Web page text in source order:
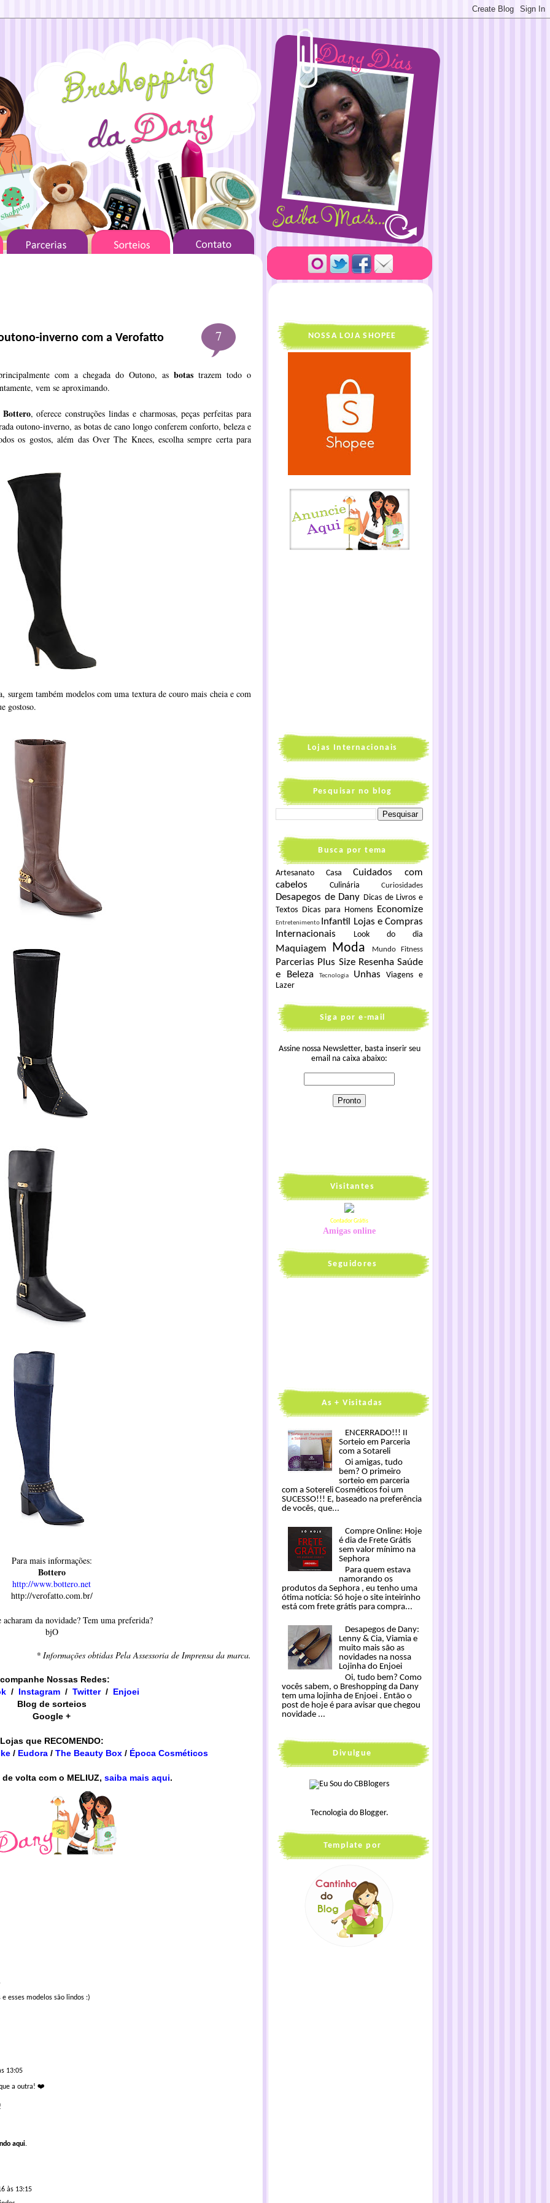
7
inverno com a Verofatto
com a chegada do Outono, as botas trazem todo o
vem se aproximando.
Bottero, oferece construções lindas e charmosas, peças perfeitas para
outono-inverno, as botas de cano longo conferem conforto, beleza e
os gostos, além das Over The Knees, escolha sempre certa para
surgem também modelos com uma textura de couro mais cheia e com
gostoso.
Para mais informações:
Bottero
http://www.bottero.net
http://verofatto.com.br/
acharam da novidade? Tem uma preferida?
bjO
* Informações obtidas Pela Assessoria de Imprensa da marca.
Nossas Redes:
/ Instagram/ ​​Twitter/ Enjoei
Blog de sorteios
Google +
Lojas que RECOMENDO:
/ Eudora / The Beauty Box / Época Cosméticos
volta com o MELIUZ, saiba mais aqui.
esses modelos são lindos :)
13:05
a outra! ❤️
aqui.
às 13:15
NOSSA LOJA SHOPEE
Lojas Internacionais
Pesquisar no blog
Busca por tema
Artesanato Casa
Cuidados com
cabelos
Culinária Curiosidades
Desapegos de Dany Dicas de Livros e
Textos Dicas para Homens Economize
Entretenimento Infantil
Lojas e Compras
Internacionais
Look do dia
Maquiagem Moda Mundo Fitness
Parcerias Plus Size Resenha Saúde
e Beleza
Tecnologia Unhas
Viagens e
Lazer
Siga por e-mail
Assine nossa Newsletter, basta inserir seu
email na caixa abaixo:
Visitantes
Contador Grátis
Amigas online
Seguidores
As + Visitadas
ENCERRADO!!! II
Sorteio em Parceria
com a Sotareli
Oi amigas, tudo
bem? O primeiro
sorteio em parceria
com a Sotereli Cosméticos foi um
SUCESSO!!! E, baseado na preferência
de vocês, que...
Compre Online: Hoje
é dia de Frete Grátis
sem valor mínimo na
Sephora
Para quem estava
namorando os
produtos da Sephora , eu tenho uma
ótima notícia: Só hoje o site inteirinho
está com frete grátis para compra...
Desapegos de Dany:
Lenny & Cia, Viamia e
muito mais são as
novidades na nossa
Lojinha do Enjoei
Oi, tudo bem? Como
vocês sabem, o Breshopping da Dany
tem uma lojinha de Enjoei . Então o
post de hoje é para avisar que chegou
novidade ...
Divulgue
Tecnologia do Blogger.
Template por